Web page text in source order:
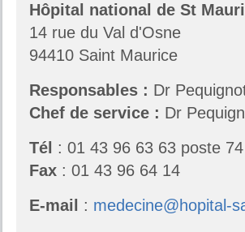
Hôpital national de St
14 rue du Val d'Osne
94410 Saint Maurice
Responsables : Dr
Chef de service : Dr
Tél : 01 43 96 63 63 poste
Fax : 01 43 96 64 14
E-mail : medecine@hopital-